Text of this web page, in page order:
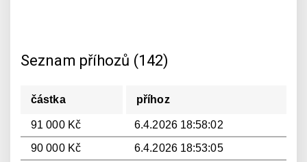
Seznam příhozů (142)
částka příhoz
91 000 Kč
6.4.2026 18:58:02
90 000 Kč
6.4.2026 18:53:05